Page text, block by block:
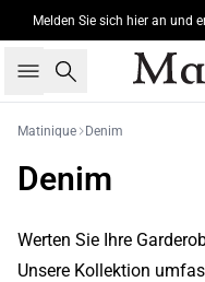
Melden Sie sich hier an und
Suche
Matinique Denim
Denim
Werten Sie Ihre
Unsere Kollektion